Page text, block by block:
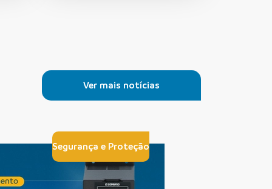
Ver mais notícias
Segurança e Proteção